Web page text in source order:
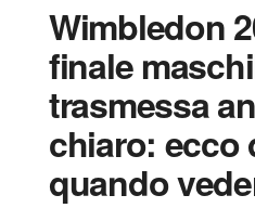
Wimbledon
finale
trasmessa
chiaro: ecco
quando